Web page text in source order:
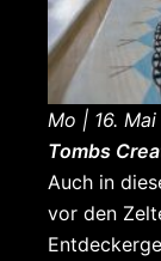
Mo | 16.
Tombs
Auch in
vor den